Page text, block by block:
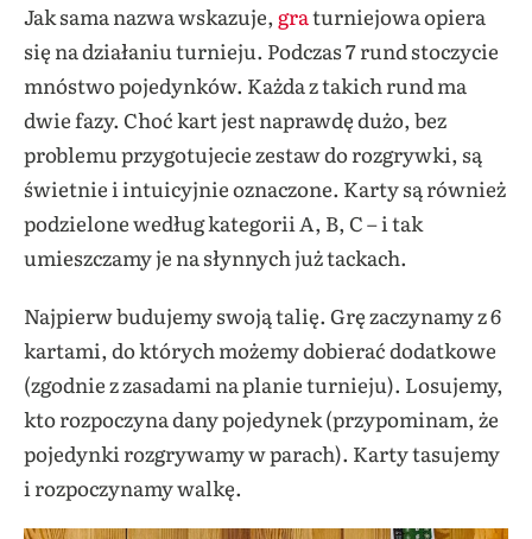
Jak sama nazwa wskazuje,graturniejowa opiera
się na działaniu turnieju. Podczas 7 rund stoczycie
mnóstwo pojedynków. Każda z takich rund ma
dwie fazy. Choć kart jest naprawdę dużo, bez
problemu przygotujecie zestaw do rozgrywki, są
świetnie i intuicyjnie oznaczone. Karty są również
podzielone według kategorii A, B, C – i tak
umieszczamy je na słynnych już tackach.
Najpierw budujemy swoją talię. Grę zaczynamy z 6
kartami, do których możemy dobierać dodatkowe
(zgodnie z zasadami na planie turnieju). Losujemy,
kto rozpoczyna dany pojedynek (przypominam, że
pojedynki rozgrywamy w parach). Karty tasujemy
i rozpoczynamy walkę.